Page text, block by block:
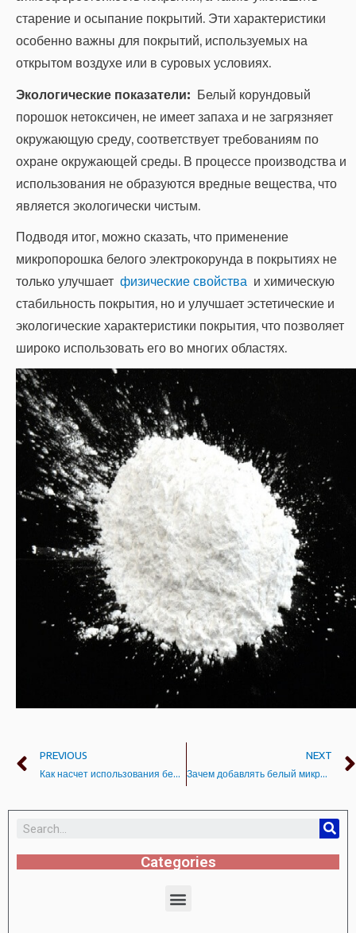
старение и осыпание покрытий. Эти характеристики
особенно важны для покрытий, используемых на
открытом воздухе или в суровых условиях.
Экологические показатели: Белый корундовый
порошок нетоксичен, не имеет запаха и не загрязняет
окружающую среду, соответствует требованиям по
охране окружающей среды. В процессе производства и
использования не образуются вредные вещества, что
является экологически чистым.
Подводя итог, можно сказать, что применение
микропорошка белого электрокорунда в покрытиях не
только улучшает физические свойства и химическую
стабильность покрытия, но и улучшает эстетические и
экологические характеристики покрытия, что позволяет
широко использовать его во многих областях.
PREVIOUS
Как насчет использования белого корундового порошка зернистостью 600# при точной полировке?
NEXT
Зачем добавлять белый микропорошок электрокорунда при производстве покрытий?
Categories